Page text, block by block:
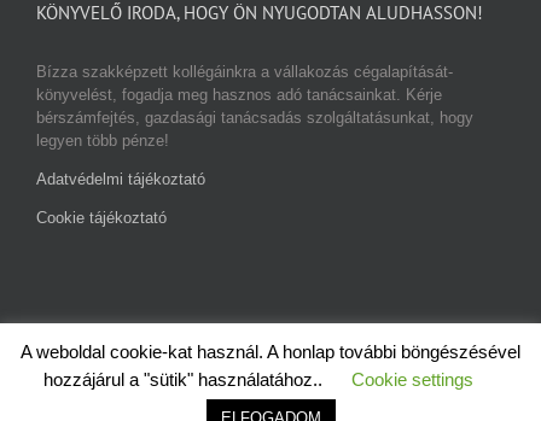
KÖNYVELŐ IRODA, HOGY ÖN NYUGODTAN ALUDHASSON!
Bízza szakképzett kollégáinkra a vállakozás cégalapítását-
könyvelést, fogadja meg hasznos adó tanácsainkat. Kérje
bérszámfejtés, gazdasági tanácsadás szolgáltatásunkat, hogy
legyen több pénze!
Adatvédelmi tájékoztató
Cookie tájékoztató
2019 | Minden jog fenntartva: Nyugodtadozas.hu
Facebook
A weboldal cookie-kat használ. A honlap további böngészésével
hozzájárul a "sütik" használatához..
Cookie settings